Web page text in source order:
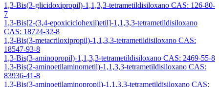
1,3-Bis(3-glicidoxipropil)-1,1,3,3-tetrametildisiloxano CAS: 126-80-
7
1,3-Bis[2-(3,4-epoxiciclohexil)etil]-1,1,3,3-tetrametildisiloxano
CAS: 18724-32-8
1,3-Bis(3-metacriloxipropil)-1,1,3,3-tetrametildisiloxano CAS:
18547-93-8
1,3-Bis(3-aminopropil)-1,1,3,3-tetrametildisiloxano CAS: 2469-55-8
1,3-Bis(2-aminoetilaminometil)-1,1,3,3-tetrametildisiloxano CAS:
83936-41-8
1,3-Bis(3-aminoetilaminopropil)-1,1,3,3-tetrametildisiloxano CAS: